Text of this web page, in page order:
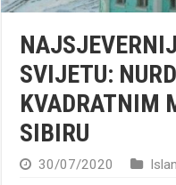
SVIJETU:
KVADRATNIM
SIBIRU
30/07/2020